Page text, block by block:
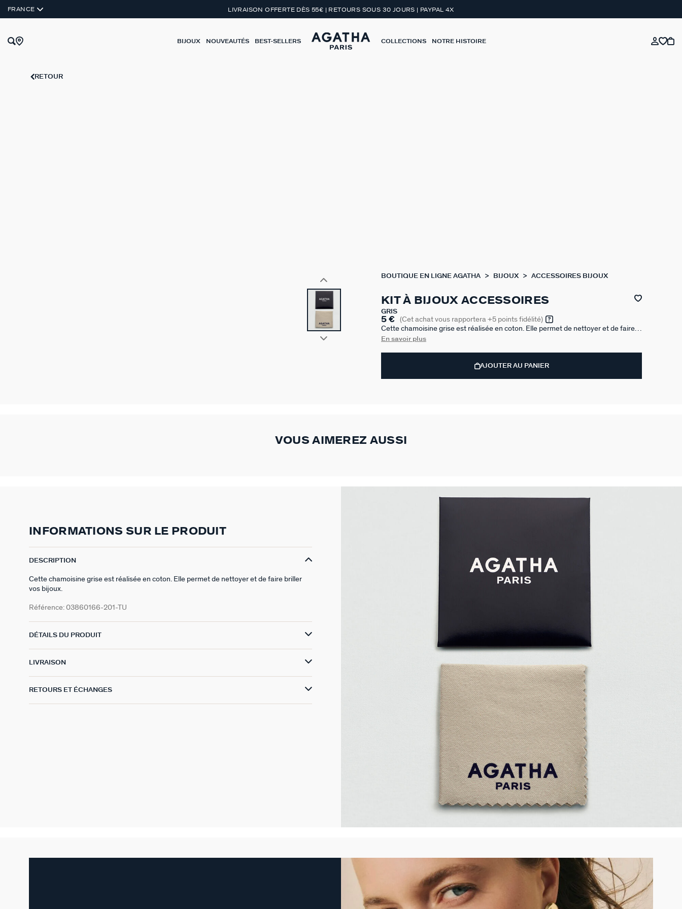
FRANCE LIVRAISON OFFERTE DÈS 55€ | RETOURS SOUS 30 JOURS | PAYPAL 4X
BIJOUX NOUVEAUTÉS BEST-SELLERS COLLECTIONS NOTRE HISTOIRE
RETOUR
BOUTIQUE EN LIGNE AGATHA BIJOUX ACCESSOIRES BIJOUX
KIT À BIJOUX ACCESSOIRES
GRIS
5 € (Cet achat vous rapportera +5 points fidélité)
Cette chamoisine grise est réalisée en coton. Elle permet de nettoyer et de faire
briller vos bijoux.
En savoir plus
AJOUTER AU PANIER
VOUS AIMEREZ AUSSI
INFORMATIONS SUR LE PRODUIT
DESCRIPTION
Cette chamoisine grise est réalisée en coton. Elle permet de nettoyer et de faire briller
vos bijoux.
Référence: 03860166-201-TU
DÉTAILS DU PRODUIT
LIVRAISON
RETOURS ET ÉCHANGES